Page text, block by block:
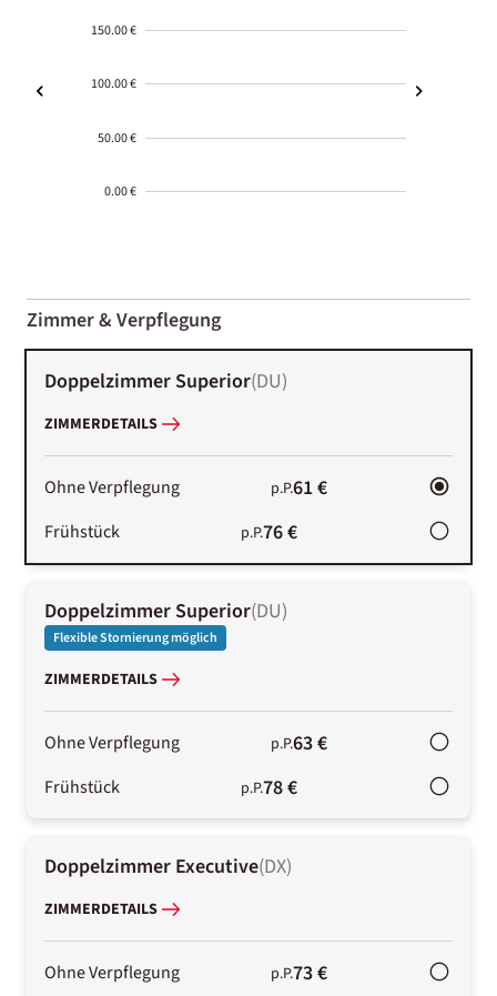
150.00 €
100.00 €
50.00 €
0.00 €
01-02
Zimmer & Verpflegung
Doppelzimmer Superior(DU)
ZIMMERDETAILS
Ohne Verpflegung p.P.61 €
Frühstück p.P.76 €
Doppelzimmer Superior(DU)
Flexible Stornierung möglich
ZIMMERDETAILS
Ohne Verpflegung p.P.63 €
Frühstück p.P.78 €
Doppelzimmer Executive(DX)
ZIMMERDETAILS
Ohne Verpflegung p.P.73 €